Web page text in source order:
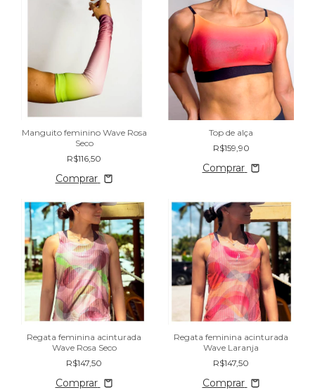
Manguito feminino Wave Rosa
Seco
R$116,50
Comprar
Top de alça
R$159,90
Comprar
Regata feminina acinturada
Wave Rosa Seco
R$147,50
Comprar
Regata feminina acinturada
Wave Laranja
R$147,50
Comprar